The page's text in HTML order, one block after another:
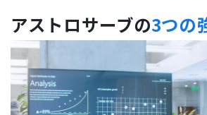
アストロサーブの3つの